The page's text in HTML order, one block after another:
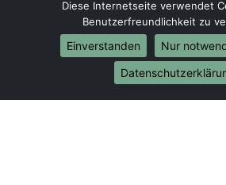
Umzug von Stuttgart nach
Umzug von Stuttgart nach
Umzug von Stuttgart nach Bonn
Umzug von Stuttgart nach
Diese Internetseite verwendet
Benutzerfreundlichkeit zu
Einverstanden
Nur